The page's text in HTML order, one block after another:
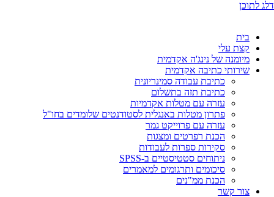
דלג לתוכן
בית
קצת עלי
מיומנה של נינג'ה אקדמית
שירותי כתיבה אקדמית
כתיבת עבודה סמינריונית
כתיבת תזה בתשלום
עזרה עם מטלות אקדמיות
פתרון מטלות באנגלית לסטודנטים שלומדים בחו"ל
עזרה עם פרוייקט גמר
הכנת רפרטים ומצגות
סקירות ספרות לעבודות
ניתוחים סטטיסטיים ב-SPSS
סיכומים ותרגומים למאמרים
הכנת ממ"נים
צור קשר